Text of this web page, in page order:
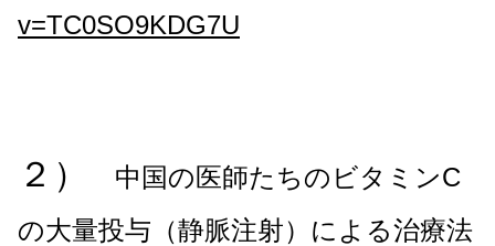
v=TC0SO9KDG7U
２）
中国の医師たちのビタミンC
の大量投与（静脈注射）による治療法